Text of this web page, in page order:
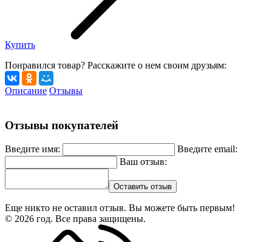
Купить
Понравился товар? Расскажите о нем своим друзьям:
Описание Отзывы
Отзывы покупателей
Введите имя:
Введите email:
Ваш отзыв:
Оставить отзыв
Еще никто не оставил отзыв. Вы можете быть первым!
© 2026 год. Все права защищены.